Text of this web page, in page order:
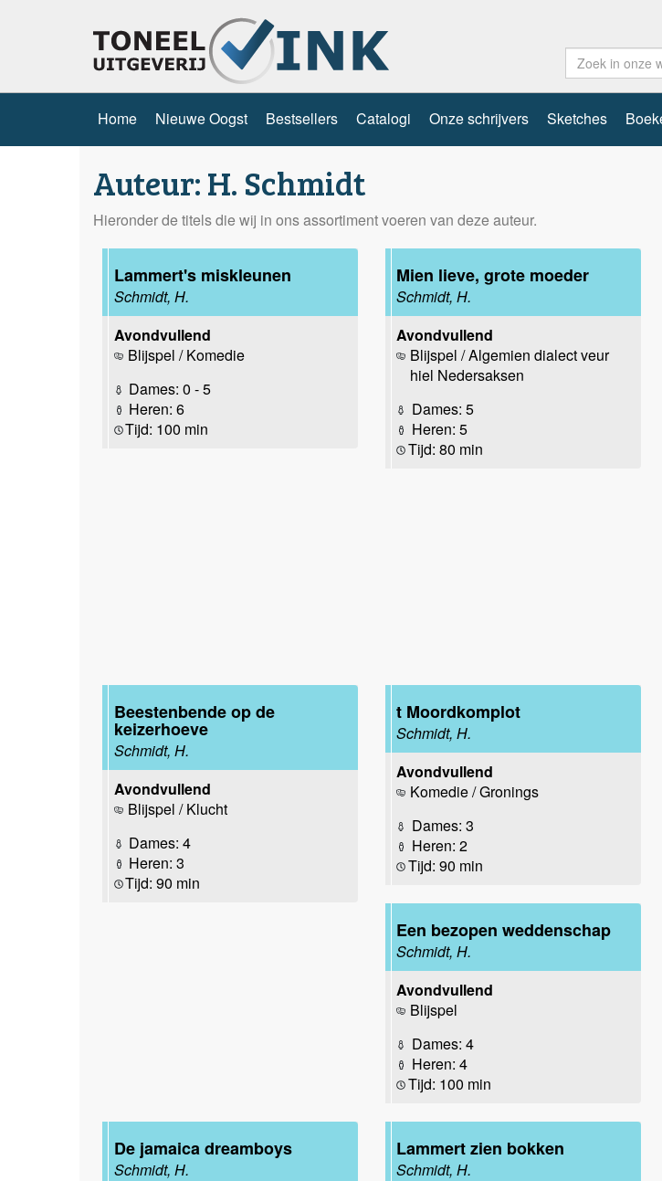
Home Nieuwe Oogst Bestsellers Catalogi Onze schrijvers Sketches
Auteur: H. Schmidt
Hieronder de titels die wij in ons assortiment voeren van deze auteur.
Lammert's miskleunen
Schmidt, H.
Avondvullend
Blijspel / Komedie
Dames: 0 - 5
Heren: 6
Tijd: 100 min
Mien lieve, grote moeder
Schmidt, H.
Avondvullend
Blijspel / Algemien dialect veur
hiel Nedersaksen
Dames: 5
Heren: 5
Tijd: 80 min
Beestenbende op de
keizerhoeve
Schmidt, H.
Avondvullend
Blijspel / Klucht
Dames: 4
Heren: 3
Tijd: 90 min
t Moordkomplot
Schmidt, H.
Avondvullend
Komedie / Gronings
Dames: 3
Heren: 2
Tijd: 90 min
Een bezopen weddenschap
Schmidt, H.
Avondvullend
Blijspel
Dames: 4
Heren: 4
Tijd: 100 min
De jamaica dreamboys
Schmidt, H.
Lammert zien bokken
Schmidt, H.